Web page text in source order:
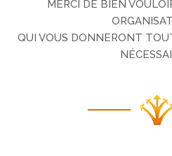
MERCI DE BIEN
QUI VOUS DONNERONT